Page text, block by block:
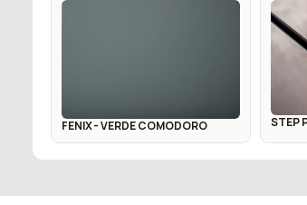
FENIX - VERDE COMODORO STEP